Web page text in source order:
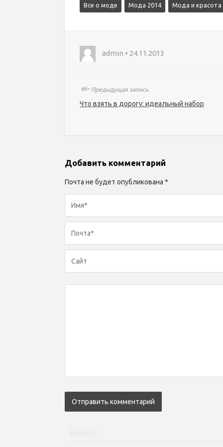
Все о моде Мода 2014 Мода и красота
admin • 24.11.2013
↞Предыдущая запись
Что взять в дорогу: идеальный набор
Добавить комментарий
Почта не будет опубликована *